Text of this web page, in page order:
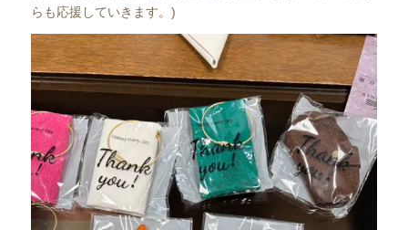
らも応援していきます。)